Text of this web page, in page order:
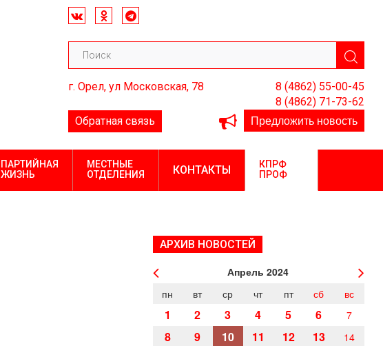
г. Орел, ул Московская, 78
Обратная связь
8 (4862) 55-00-45
8 (4862) 71-73-62
Предложить новость
ПАРТИЙНАЯ
ЖИЗНЬ
МЕСТНЫЕ
ОТДЕЛЕНИЯ
КОНТАКТЫ
КПРФ
ПРОФ
АРХИВ НОВОСТЕЙ
Апрель 2024
пн
вт ср чт пт сб вс
1 2 3 4 5 6 7
8 9 10 11 12 13 14